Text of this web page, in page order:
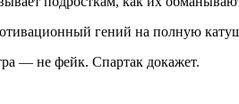
гений на полную
— не фейк. Спартак докажет.